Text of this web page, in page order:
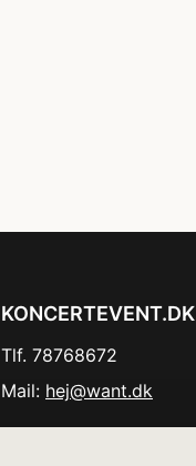
KONCERTEVENT.DK
Tlf. 78768672
Mail: hej@want.dk